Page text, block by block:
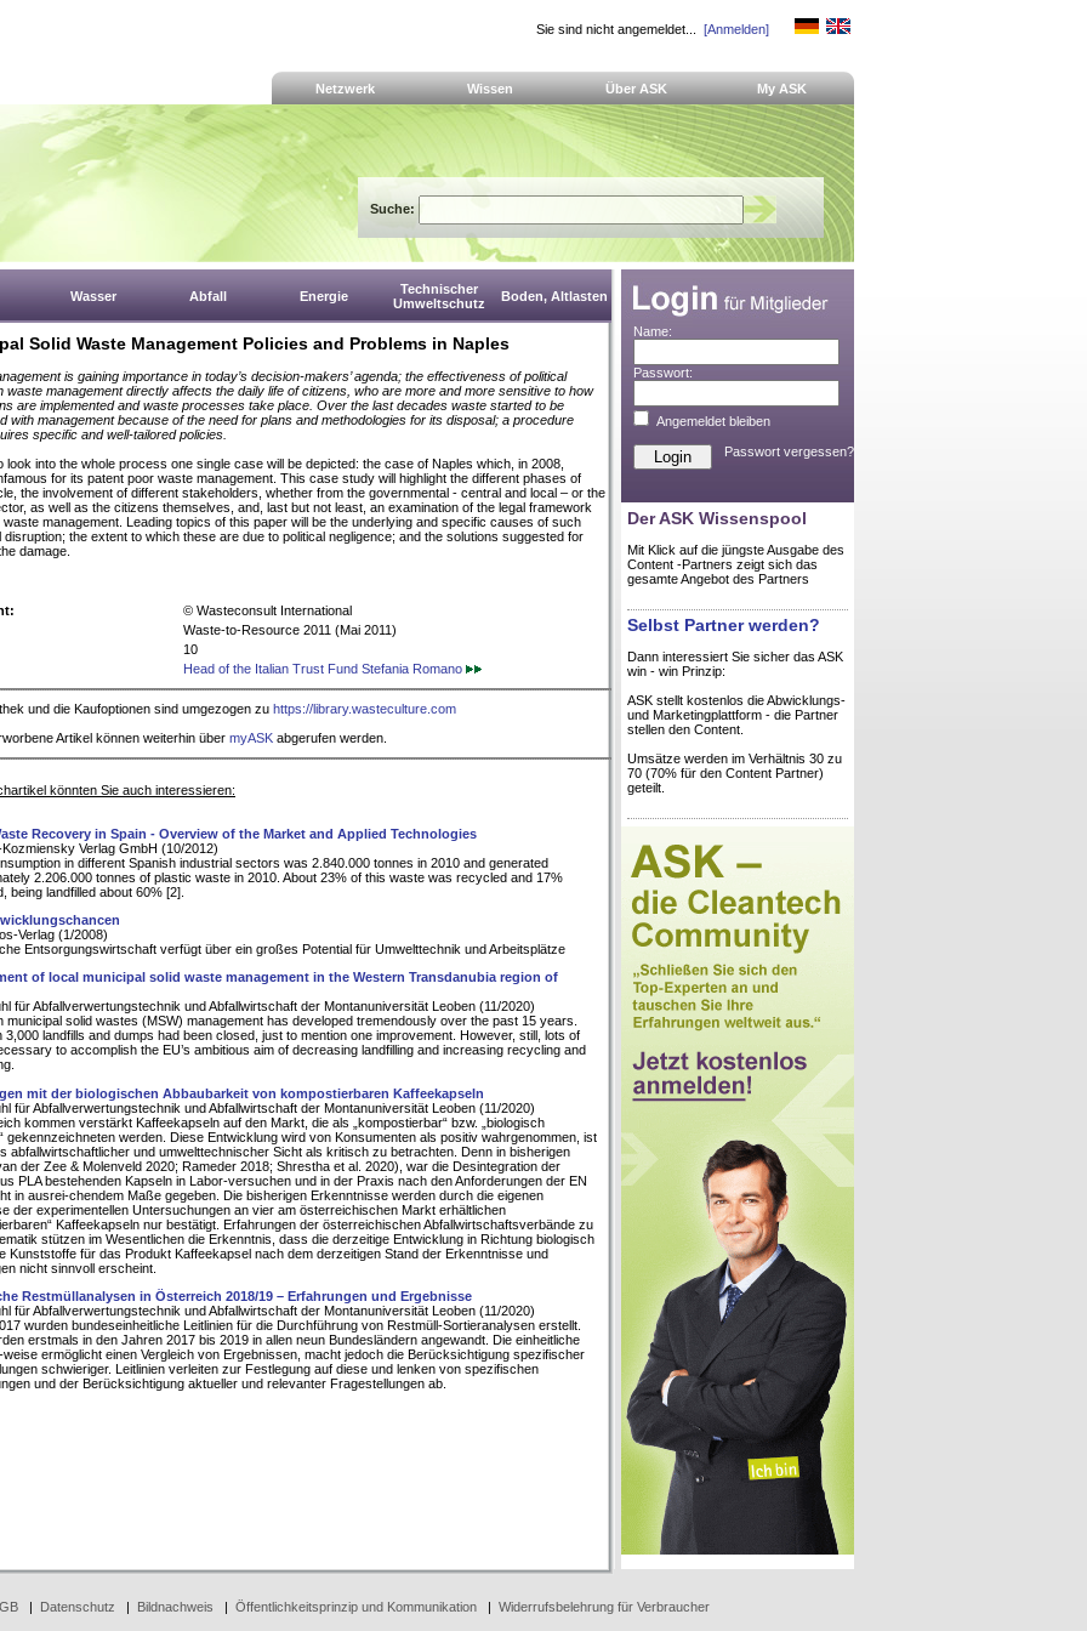
Sie sind nicht angemeldet... [Anmelden]
Netzwerk Wissen Über ASK My ASK
Suche:
Wasser Abfall Energie
Technischer
Umweltschutz
Boden, Altlasten
Solid Waste Management Policies and Problems in Naples
is gaining importance in today’s decision-makers’ agenda; the effectiveness of political
waste management directly affects the daily life of citizens, who are more and more sensitive to how
are implemented and waste processes take place. Over the last decades waste started to be
with management because of the need for plans and methodologies for its disposal; a procedure
specific and well-tailored policies.
look into the whole process one single case will be depicted: the case of Naples which, in 2008,
for its patent poor waste management. This case study will highlight the different phases of
the involvement of different stakeholders, whether from the governmental - central and local – or the
as well as the citizens themselves, and, last but not least, an examination of the legal framework
management. Leading topics of this paper will be the underlying and specific causes of such
disruption; the extent to which these are due to political negligence; and the solutions suggested for
damage.
© Wasteconsult International
Waste-to-Resource 2011 (Mai 2011)
10
Head of the Italian Trust Fund Stefania Romano
und die Kaufoptionen sind umgezogen zu https://library.wasteculture.com
Artikel können weiterhin über myASK abgerufen werden.
könnten Sie auch interessieren:
Recovery in Spain - Overview of the Market and Applied Technologies
Verlag GmbH (10/2012)
in different Spanish industrial sectors was 2.840.000 tonnes in 2010 and generated
2.206.000 tonnes of plastic waste in 2010. About 23% of this waste was recycled and 17%
being landfilled about 60% [2].
Verlag (1/2008)
Entsorgungswirtschaft verfügt über ein großes Potential für Umwelttechnik und Arbeitsplätze
of local municipal solid waste management in the Western Transdanubia region of
für Abfallverwertungstechnik und Abfallwirtschaft der Montanuniversität Leoben (11/2020)
municipal solid wastes (MSW) management has developed tremendously over the past 15 years.
3,000 landfills and dumps had been closed, just to mention one improvement. However, still, lots of
to accomplish the EU’s ambitious aim of decreasing landfilling and increasing recycling and
mit der biologischen Abbaubarkeit von kompostierbaren Kaffeekapseln
für Abfallverwertungstechnik und Abfallwirtschaft der Montanuniversität Leoben (11/2020)
kommen verstärkt Kaffeekapseln auf den Markt, die als „kompostierbar“ bzw. „biologisch
gekennzeichneten werden. Diese Entwicklung wird von Konsumenten als positiv wahrgenommen, ist
abfallwirtschaftlicher und umwelttechnischer Sicht als kritisch zu betrachten. Denn in bisherigen
der Zee & Molenveld 2020; Rameder 2018; Shrestha et al. 2020), war die Desintegration der
PLA bestehenden Kapseln in Labor-versuchen und in der Praxis nach den Anforderungen der EN
in ausrei-chendem Maße gegeben. Die bisherigen Erkenntnisse werden durch die eigenen
der experimentellen Untersuchungen an vier am österreichischen Markt erhältlichen
Kaffeekapseln nur bestätigt. Erfahrungen der österreichischen Abfallwirtschaftsverbände zu
stützen im Wesentlichen die Erkenntnis, dass die derzeitige Entwicklung in Richtung biologisch
Kunststoffe für das Produkt Kaffeekapsel nach dem derzeitigen Stand der Erkenntnisse und
nicht sinnvoll erscheint.
Restmüllanalysen in Österreich 2018/19 – Erfahrungen und Ergebnisse
für Abfallverwertungstechnik und Abfallwirtschaft der Montanuniversität Leoben (11/2020)
wurden bundeseinheitliche Leitlinien für die Durchführung von Restmüll-Sortieranalysen erstellt.
erstmals in den Jahren 2017 bis 2019 in allen neun Bundesländern angewandt. Die einheitliche
weise ermöglicht einen Vergleich von Ergebnissen, macht jedoch die Berücksichtigung spezifischer
schwieriger. Leitlinien verleiten zur Festlegung auf diese und lenken von spezifischen
und der Berücksichtigung aktueller und relevanter Fragestellungen ab.
Name:
Passwort:
Angemeldet bleiben
Passwort vergessen?
Der ASK Wissenspool
Mit Klick auf die jüngste Ausgabe des
Content -Partners zeigt sich das
gesamte Angebot des Partners
Selbst Partner werden?
Dann interessiert Sie sicher das ASK
win - win Prinzip:
ASK stellt kostenlos die Abwicklungs-
und Marketingplattform - die Partner
stellen den Content.
Umsätze werden im Verhältnis 30 zu
70 (70% für den Content Partner)
geteilt.
| Datenschutz | Bildnachweis | Öffentlichkeitsprinzip und Kommunikation| Widerrufsbelehrung für Verbraucher